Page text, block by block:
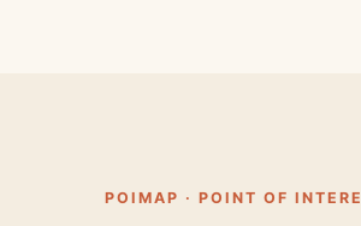
POIMAP · POINT OF